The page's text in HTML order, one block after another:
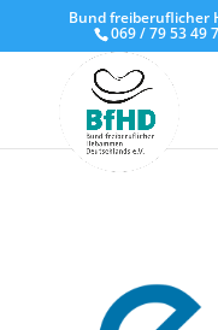
Bund freiberuflicher
069 / 79 53 49